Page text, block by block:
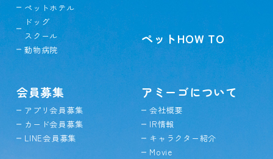
ペットホテル
ドッグ
スクール
動物病院
ペットHOW TO
会員募集
アプリ会員募集
カード会員募集
LINE会員募集
アミーゴについて
会社概要
IR情報
キャラクター紹介
Movie